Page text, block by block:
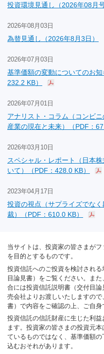
投資環境見通し（2026年08月
2026年08月03日
為替見通し（2026年8月3日）
2026年07月03日
基準価額の変動についてのお
232.2 KB）
2026年07月01日
アナリスト・コラム（コンビ
産業の現在と未来）（PDF：
2026年03月10日
スペシャル・レポート（日本
いて）（PDF：428.0 KB）
2023年04月17日
投資の視点（サプライズでな
裁）（PDF：610.0 KB）
当サイトは、投資家の皆さまが
を目的とするものです。
投資信託へのご投資を検討され
目論見書）をご覧ください。ま
合には投資信託説明書（交付目
売会社よりお渡しいたしますの
書）で内容をご確認の上、ご自身
投資信託の信託財産に生じた利
ます。投資家の皆さまの投資元
ているものではなく、基準価額
込むおそれがあります。